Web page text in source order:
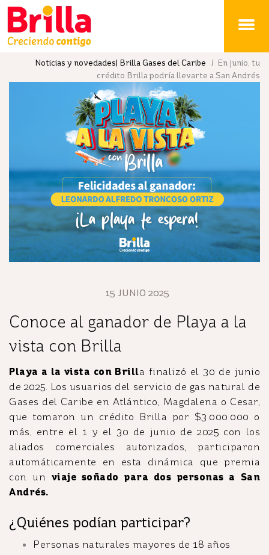
Noticias y novedades| Brilla Gases del Caribe / En junio, tu
crédito Brilla podría llevarte a San Andrés
15 JUNIO 2025
Conoce al ganador de Playa a la
vista con Brilla
Playa a la vista con Brilla finalizó el 30 de junio
de 2025. Los usuarios del servicio de gas natural de
Gases del Caribe en Atlántico, Magdalena o Cesar,
que tomaron un crédito Brilla por $3.000.000 o
más, entre el 1 y el 30 de junio de 2025 con los
aliados comerciales autorizados, participaron
automáticamente en esta dinámica que premia
con un viaje soñado para dos personas a San
Andrés.
¿Quiénes podían participar?
Personas naturales mayores de 18 años